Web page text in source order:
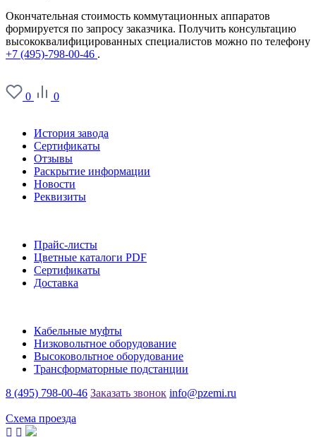
Окончательная стоимость коммутационных аппаратов
формируется по запросу заказчика. Получить консультацию
высококвалифицированных специалистов можно по телефону
+7 (495)-798-00-46 .
0
0
История завода
Сертификаты
Отзывы
Раскрытие информации
Новости
Реквизиты
Прайс-листы
Цветные каталоги PDF
Сертификаты
Доставка
Кабельные муфты
Низковольтное оборудование
Высоковольтное оборудование
Трансформаторные подстанции
8 (495) 798-00-46 Заказать звонок info@pzemi.ru
Схема проезда